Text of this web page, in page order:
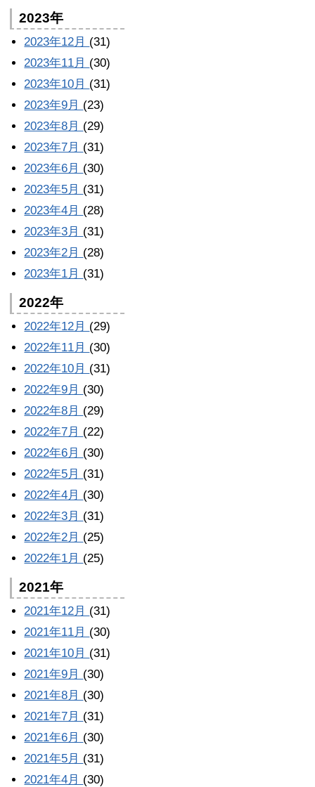
2023年
2023年12月 (31)
2023年11月 (30)
2023年10月 (31)
2023年9月 (23)
2023年8月 (29)
2023年7月 (31)
2023年6月 (30)
2023年5月 (31)
2023年4月 (28)
2023年3月 (31)
2023年2月 (28)
2023年1月 (31)
2022年
2022年12月 (29)
2022年11月 (30)
2022年10月 (31)
2022年9月 (30)
2022年8月 (29)
2022年7月 (22)
2022年6月 (30)
2022年5月 (31)
2022年4月 (30)
2022年3月 (31)
2022年2月 (25)
2022年1月 (25)
2021年
2021年12月 (31)
2021年11月 (30)
2021年10月 (31)
2021年9月 (30)
2021年8月 (30)
2021年7月 (31)
2021年6月 (30)
2021年5月 (31)
2021年4月 (30)